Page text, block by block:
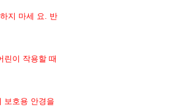
지 마세 요. 반
린이 작용할 때
보호용 안경을